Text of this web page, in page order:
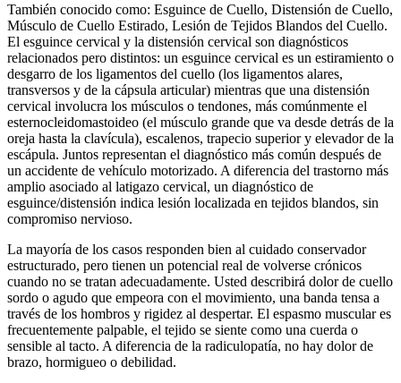
También conocido como: Esguince de Cuello, Distensión de Cuello,
Músculo de Cuello Estirado, Lesión de Tejidos Blandos del Cuello.
El esguince cervical y la distensión cervical son diagnósticos
relacionados pero distintos: un esguince cervical es un estiramiento o
desgarro de los ligamentos del cuello (los ligamentos alares,
transversos y de la cápsula articular) mientras que una distensión
cervical involucra los músculos o tendones, más comúnmente el
esternocleidomastoideo (el músculo grande que va desde detrás de la
oreja hasta la clavícula), escalenos, trapecio superior y elevador de la
escápula. Juntos representan el diagnóstico más común después de
un accidente de vehículo motorizado. A diferencia del trastorno más
amplio asociado al latigazo cervical, un diagnóstico de
esguince/distensión indica lesión localizada en tejidos blandos, sin
compromiso nervioso.
La mayoría de los casos responden bien al cuidado conservador
estructurado, pero tienen un potencial real de volverse crónicos
cuando no se tratan adecuadamente. Usted describirá dolor de cuello
sordo o agudo que empeora con el movimiento, una banda tensa a
través de los hombros y rigidez al despertar. El espasmo muscular es
frecuentemente palpable, el tejido se siente como una cuerda o
sensible al tacto. A diferencia de la radiculopatía, no hay dolor de
brazo, hormigueo o debilidad.